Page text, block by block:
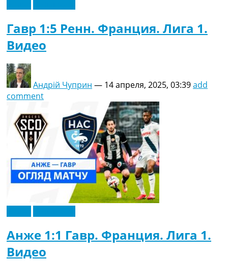
Гавр 1:5 Ренн. Франция. Лига 1.
Видео
Андрій Чуприн — 14 апреля, 2025, 03:39add
comment
Анже 1:1 Гавр. Франция. Лига 1.
Видео